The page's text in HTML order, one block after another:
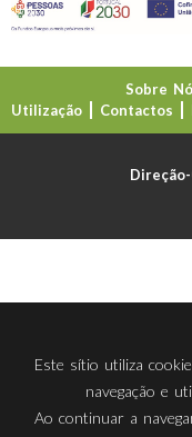
Sobre
Utilização
Contactos
Este sítio utiliza
navegação e
Ao continuar a